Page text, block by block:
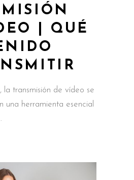
| QUÉ
la transmisión de vídeo se
una herramienta esencial